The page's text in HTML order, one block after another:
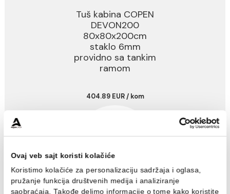
DEVON200
R80x200cm staklo
6mm providno sa
tankim ramom